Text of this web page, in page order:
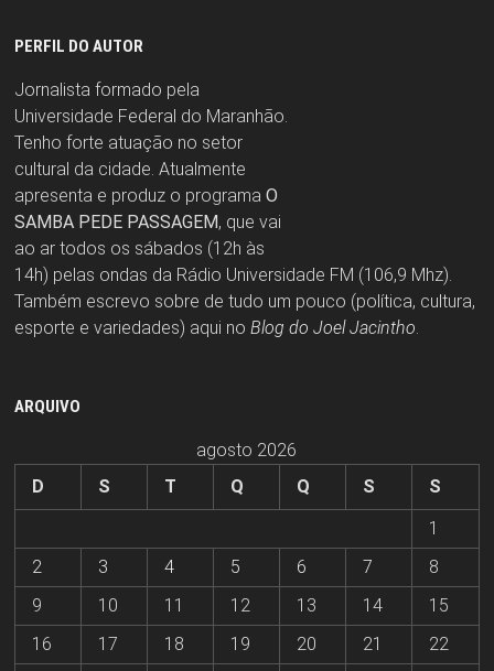
PERFIL DO AUTOR
Jornalista formado pela
Universidade Federal do Maranhão.
Tenho forte atuação no setor
cultural da cidade. Atualmente
apresenta e produz o programa O
SAMBA PEDE PASSAGEM, que vai
ao ar todos os sábados (12h às
14h) pelas ondas da Rádio Universidade FM (106,9 Mhz).
Também escrevo sobre de tudo um pouco (política, cultura,
esporte e variedades) aqui no Blog do Joel Jacintho
ARQUIVO
agosto 2026
D
S T Q Q S
S
1
2
3 4 5 6 7
8
9
10 11 12 13 14
15
16
17 18 19 20 21 22